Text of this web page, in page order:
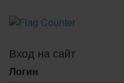
Вход на сайт
Логин